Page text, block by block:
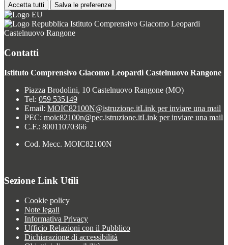
Accetta tutti Salva le preferenze
Istituto Comprensivo Giacomo Leopardi
Castelnuovo Rangone
Contatti
Istituto Comprensivo Giacomo Leopardi Castelnuovo Rangone
Piazza Brodolini, 10 Castelnuovo Rangone (MO)
Tel: 059 535149
Email: MOIC82100N@istruzione.itLink per inviare una mail
PEC: moic82100n@pec.istruzione.itLink per inviare una mail
C.F.: 80011070366
Cod. Mecc. MOIC82100N
Sezione Link Utili
Cookie policy
Note legali
Informativa Privacy
Ufficio Relazioni con il Pubblico
Dichiarazione di accessibilità